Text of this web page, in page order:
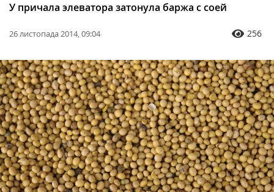
У причала элеватора затонула баржа с соей
26 листопада 2014, 09:04 256